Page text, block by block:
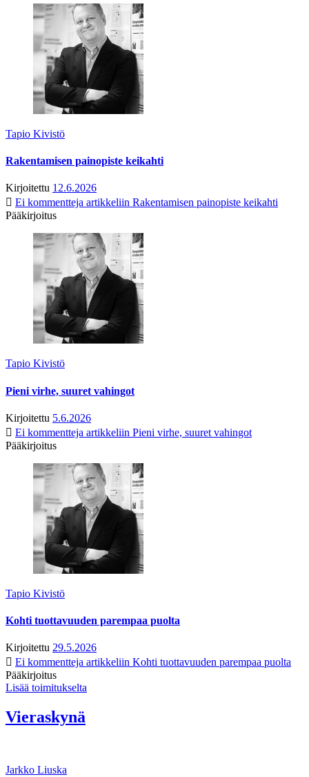
Tapio Kivistö
Rakentamisen painopiste keikahti
Kirjoitettu 12.6.2026
Ei kommentteja artikkeliin Rakentamisen painopiste keikahti
Pääkirjoitus
Tapio Kivistö
Pieni virhe, suuret vahingot
Kirjoitettu 5.6.2026
Ei kommentteja artikkeliin Pieni virhe, suuret vahingot
Pääkirjoitus
Tapio Kivistö
Kohti tuottavuuden parempaa puolta
Kirjoitettu 29.5.2026
Ei kommentteja artikkeliin Kohti tuottavuuden parempaa puolta
Pääkirjoitus
Lisää toimitukselta
Vieraskynä
Jarkko Liuska